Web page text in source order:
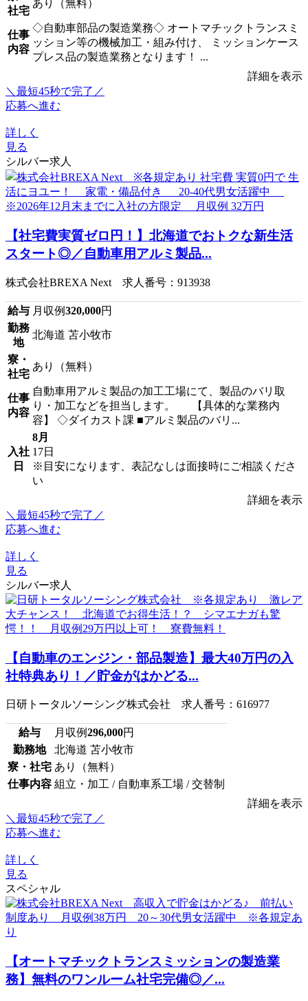
社宅
あり（無料）
仕事
内容
◇自動車部品の製造業務◇ オートマチックトランスミ
ッション等の機械加工・組み付け、 ミッションケース
プレス品の製造業務となります！ ...
詳細を表示
＼最短45秒で完了／
応募へ進む
詳しく
見る
シルバー求人
【社宅費実質ゼロ円！】北海道でおトクな新生活
スタート◎／自動車用アルミ製品...
株式会社BREXA Next 求人番号：913938
給与 月収例320,000円
勤務
地
北海道 苫小牧市
寮・
社宅
あり（無料）
仕事
内容
自動車用アルミ製品の加工工場にて、製品のバリ取
り・加工などを担当します。 【具体的な業務内
容】 ◇ダイカスト課 ■アルミ製品のバリ...
入社
日
8月
17日
※目安になります、表記なしは面接時にご相談くださ
い
詳細を表示
＼最短45秒で完了／
応募へ進む
詳しく
見る
シルバー求人
【自動車のエンジン・部品製造】最大40万円の入
社特典あり！／貯金がはかどる...
日研トータルソーシング株式会社 求人番号：616977
給与 月収例296,000円
勤務地
北海道 苫小牧市
寮・社宅 あり（無料）
仕事内容 組立・加工 / 自動車系工場 / 交替制
詳細を表示
＼最短45秒で完了／
応募へ進む
詳しく
見る
スペシャル
【オートマチックトランスミッションの製造業
務】無料のワンルーム社宅完備◎／...